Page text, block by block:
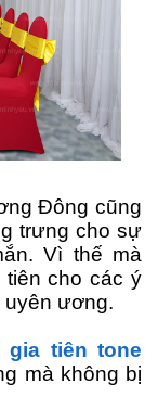
Đông cũng
trưng cho sự
Vì thế mà
cho các ý
uyên ương.
gia tiên tone
mà không bị